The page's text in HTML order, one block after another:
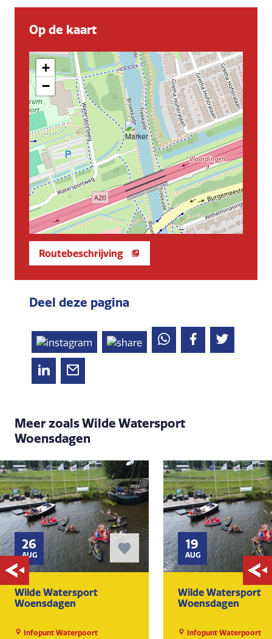
Op de kaart
+
−
Routebeschrijving
Deel deze pagina
Meer zoals Wilde Watersport
Woensdagen
26
AUG
Wilde Watersport
Woensdagen
Infopunt Waterpoort
19
AUG
Wilde Watersport
Woensdagen
Infopunt Waterpoort